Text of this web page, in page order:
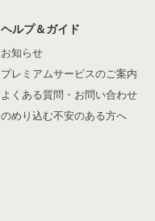
ヘルプ＆ガイド
お知らせ
プレミアムサービスのご案内
よくある質問・お問い合わせ
のめり込む不安のある方へ